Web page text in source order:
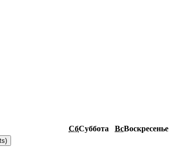
СбСуббота ВсВоскресенье